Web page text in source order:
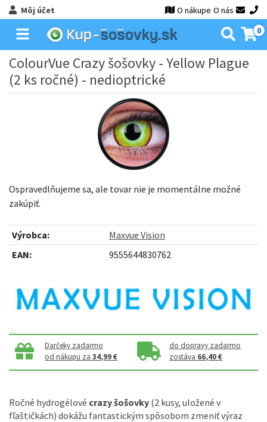
Môj účet O nákupe O nás
0
ColourVue Crazy šošovky - Yellow Plague
(2 ks ročné) - nedioptrické
Ospravedlňujeme sa, ale tovar nie je momentálne možné
zakúpiť.
Výrobca:
Maxvue Vision
EAN:
9555644830762
Darčeky zadarmo
od nákupu za34,99 €
do dopravy zadarmo
zostáva 66,40 €
Ročné hydrogélové crazy šošovky (2 kusy, uložené v
fľaštičkách) dokážu fantastickým spôsobom zmeniť výraz